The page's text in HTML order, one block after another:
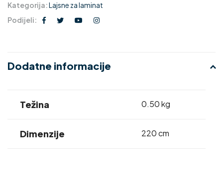
Kategorija:Lajsne za laminat
Podijeli:
Dodatne informacije
Težina 0.50 kg
Dimenzije 220 cm